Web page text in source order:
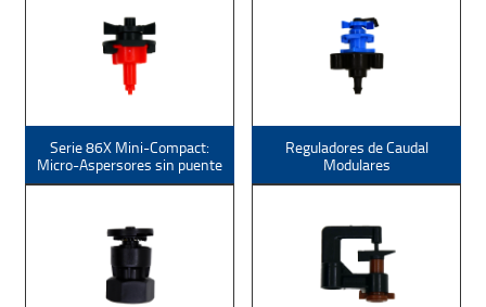
Serie 86X Mini-Compact:
Micro-Aspersores sin puente
Reguladores de Caudal
Modulares